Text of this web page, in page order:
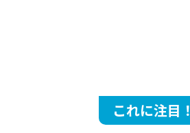
これに注目！